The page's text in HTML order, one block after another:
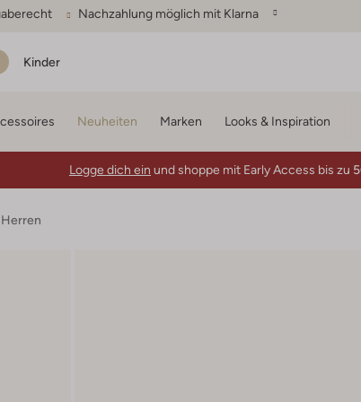
Nachzahlung möglich mit Klarna
Kinder
Neuheiten Marken Looks & Inspiration
Logge dich ein und shoppe mit Early Access bis zu